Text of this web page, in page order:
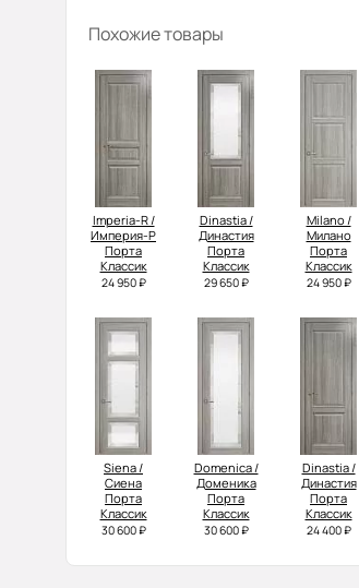
Похожие товары
Imperia-R /
Империя-Р
Порта
Классик
24 950 ₽
Dinastia /
Династия
Порта
Классик
29 650 ₽
Milano /
Милано
Порта
Классик
24 950 ₽
Siena /
Сиена
Порта
Классик
30 600 ₽
Domenica /
Доменика
Порта
Классик
30 600 ₽
Dinastia /
Династия
Порта
Классик
24 400 ₽